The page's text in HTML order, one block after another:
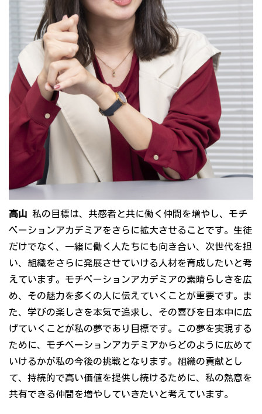
高山 私の目標は、共感者と共に働く仲間を増やし、モチ
ベーションアカデミアをさらに拡大させることです。生徒
だけでなく、一緒に働く人たちにも向き合い、次世代を担
い、組織をさらに発展させていける人材を育成したいと考
えています。モチベーションアカデミアの素晴らしさを広
め、その魅力を多くの人に伝えていくことが重要です。ま
た、学びの楽しさを本気で追求し、その喜びを日本中に広
げていくことが私の夢であり目標です。この夢を実現する
ために、モチベーションアカデミアからどのように広めて
いけるかが私の今後の挑戦となります。組織の貢献とし
て、持続的で高い価値を提供し続けるために、私の熱意を
共有できる仲間を増やしていきたいと考えています。